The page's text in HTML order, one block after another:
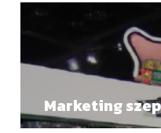
Marketing